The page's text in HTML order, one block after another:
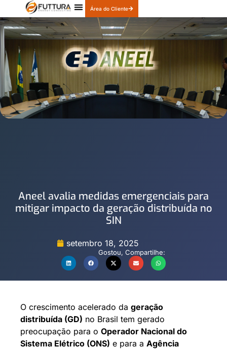
Área do Cliente
Aneel avalia medidas emergenciais para
mitigar impacto da geração distribuída no
SIN
setembro 18, 2025
Gostou, Compartilhe:
O crescimento acelerado da geração
distribuída (GD) no Brasil tem gerado
preocupação para o Operador Nacional do
Sistema Elétrico (ONS) e para a Agência